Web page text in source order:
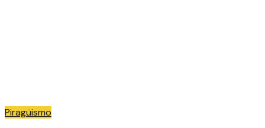
Piragüismo